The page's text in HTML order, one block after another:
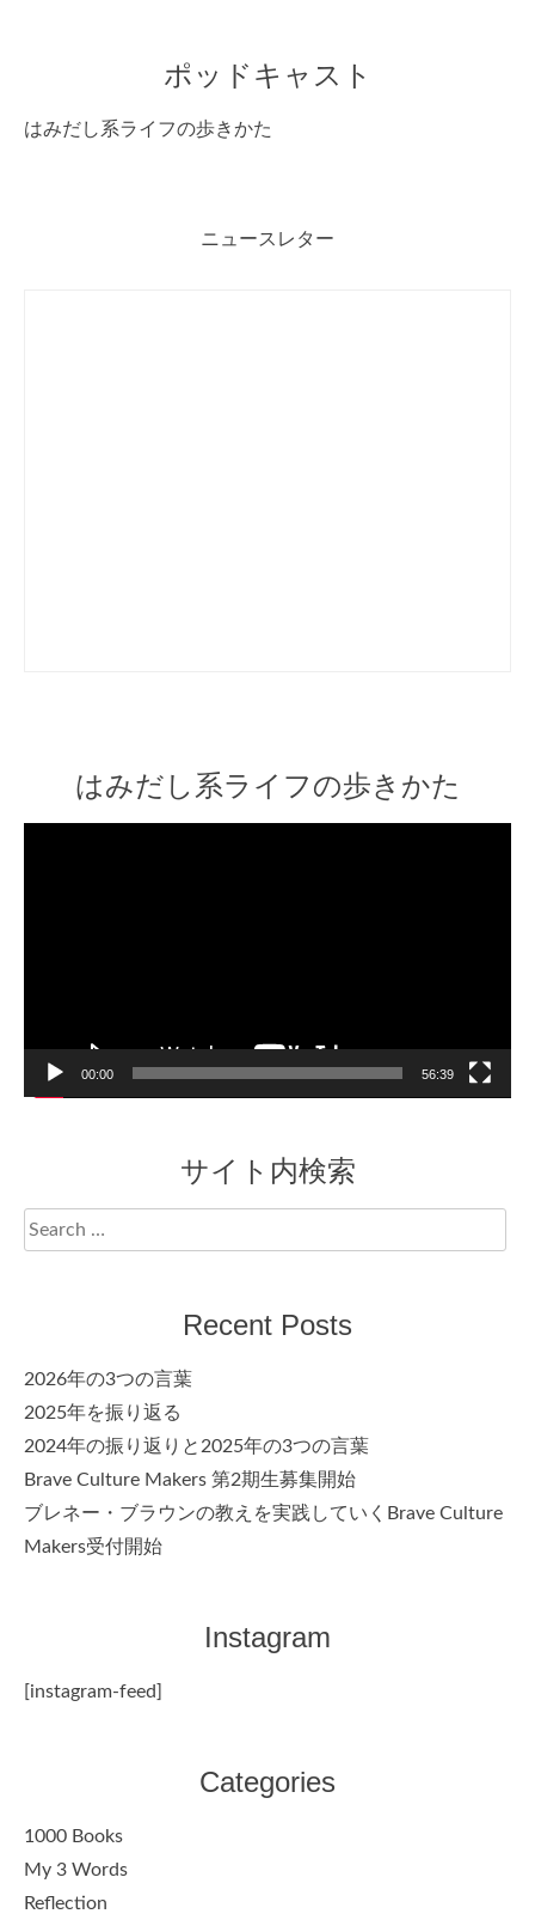
ポッドキャスト
はみだし系ライフの歩きかた
ニュースレター
はみだし系ライフの歩きかた
00:00 56:39
サイト内検索
Search
for:
Recent Posts
2026年の3つの言葉
2025年を振り返る
2024年の振り返りと2025年の3つの言葉
Brave Culture Makers 第2期生募集開始
ブレネー・ブラウンの教えを実践していくBrave Culture
Makers受付開始
Instagram
[instagram-feed]
Categories
1000 Books
My 3 Words
Reflection